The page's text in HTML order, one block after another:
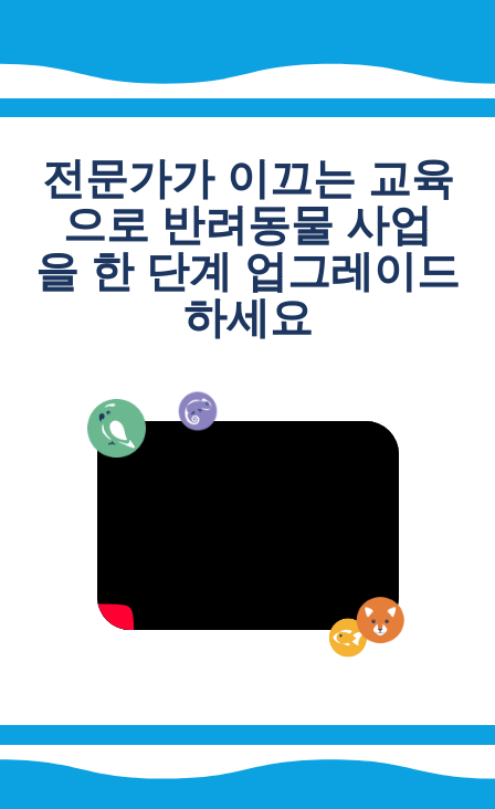
전문가가 이끄는 교육
으로 반려동물 사업
을 한 단계 업그레이드
하세요